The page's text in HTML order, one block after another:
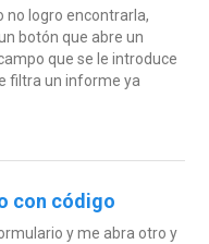
no logro encontrarla,
botón que abre un
que se le introduce
filtra un informe ya
con código
y me abra otro y